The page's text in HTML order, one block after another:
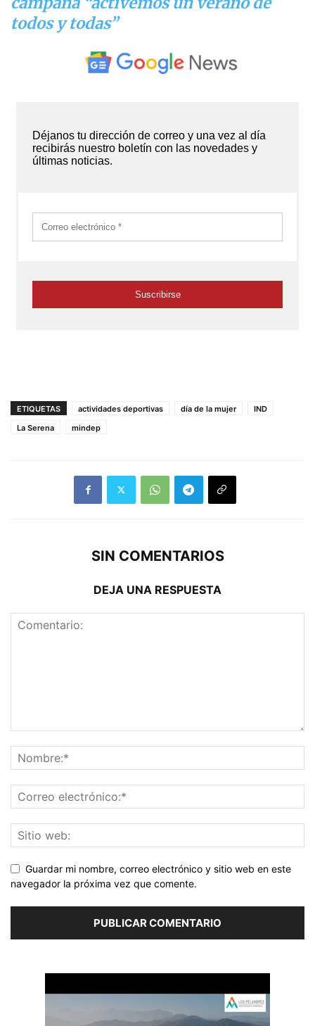
todos y todas”
ETIQUETAS actividades deportivas día de la mujer
IND
La Serena
mindep
SIN COMENTARIOS
DEJA UNA RESPUESTA
Guardar mi nombre, correo electrónico y sitio web en este
navegador la próxima vez que comente.